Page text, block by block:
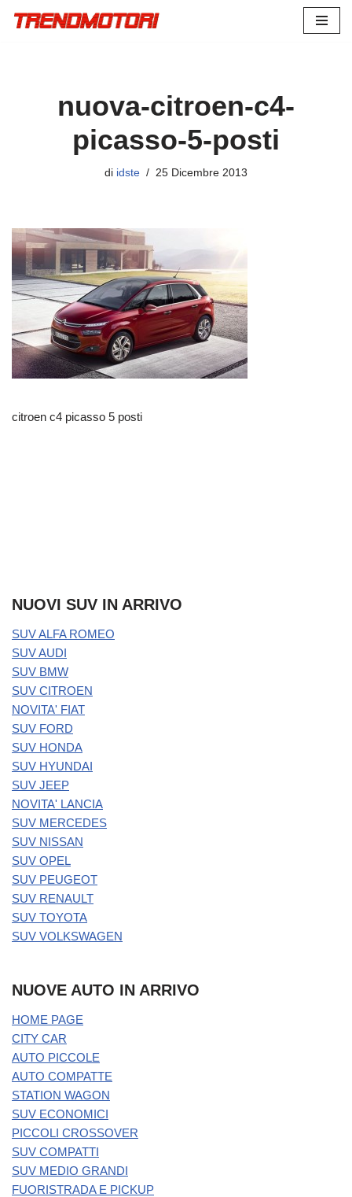
nuova-citroen-c4-
picasso-5-posti
di idste 25 Dicembre 2013
citroen c4 picasso 5 posti
NUOVI SUV IN ARRIVO
SUV ALFA ROMEO
SUV AUDI
SUV BMW
SUV CITROEN
NOVITA' FIAT
SUV FORD
SUV HONDA
SUV HYUNDAI
SUV JEEP
NOVITA' LANCIA
SUV MERCEDES
SUV NISSAN
SUV OPEL
SUV PEUGEOT
SUV RENAULT
SUV TOYOTA
SUV VOLKSWAGEN
NUOVE AUTO IN ARRIVO
HOME PAGE
CITY CAR
AUTO PICCOLE
AUTO COMPATTE
STATION WAGON
SUV ECONOMICI
PICCOLI CROSSOVER
SUV COMPATTI
SUV MEDIO GRANDI
FUORISTRADA E PICKUP